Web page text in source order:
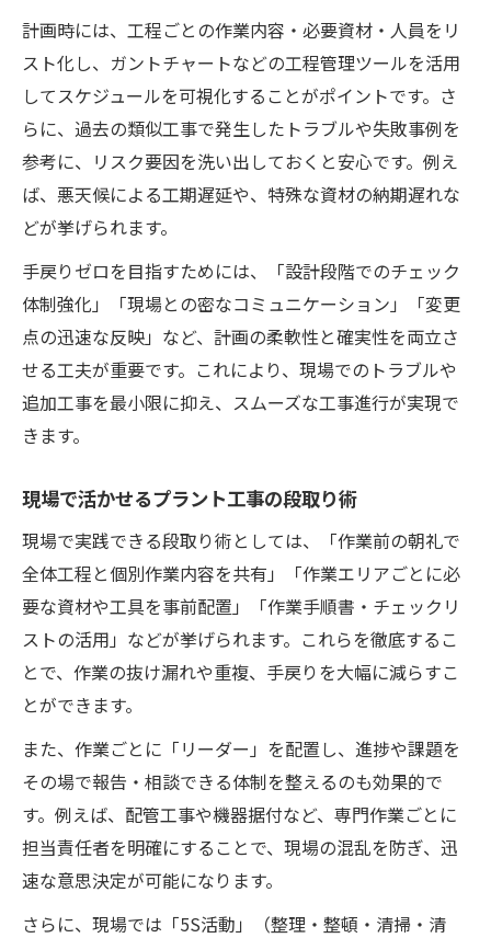
計画時には、工程ごとの作業内容・必要資材・人員をリ
スト化し、ガントチャートなどの工程管理ツールを活用
してスケジュールを可視化することがポイントです。さ
らに、過去の類似工事で発生したトラブルや失敗事例を
参考に、リスク要因を洗い出しておくと安心です。例え
ば、悪天候による工期遅延や、特殊な資材の納期遅れな
どが挙げられます。
手戻りゼロを目指すためには、「設計段階でのチェック
体制強化」「現場との密なコミュニケーション」「変更
点の迅速な反映」など、計画の柔軟性と確実性を両立さ
せる工夫が重要です。これにより、現場でのトラブルや
追加工事を最小限に抑え、スムーズな工事進行が実現で
きます。
現場で活かせるプラント工事の段取り術
現場で実践できる段取り術としては、「作業前の朝礼で
全体工程と個別作業内容を共有」「作業エリアごとに必
要な資材や工具を事前配置」「作業手順書・チェックリ
ストの活用」などが挙げられます。これらを徹底するこ
とで、作業の抜け漏れや重複、手戻りを大幅に減らすこ
とができます。
また、作業ごとに「リーダー」を配置し、進捗や課題を
その場で報告・相談できる体制を整えるのも効果的で
す。例えば、配管工事や機器据付など、専門作業ごとに
担当責任者を明確にすることで、現場の混乱を防ぎ、迅
速な意思決定が可能になります。
さらに、現場では「5S活動」（整理・整頓・清掃・清